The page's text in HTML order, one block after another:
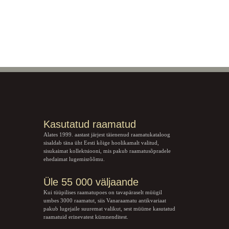
Kasutatud raamatud
Alates 1999. aastast järjest täienenud raamatukataloog
sisaldab täna üht Eesti kõige hoolikamalt valitud,
sisukaimat kollektsiooni, mis pakub raamatusõpradele
ehedaimat lugemisrõõmu.
Üle 55 000 väljaande
Kui tüüpilises raamatupoes on tavapäraselt müügil
umbes 3000 raamatut, siis Vanaraamatu antikvariaat
pakub lugejaile suuremat valikut, sest müüme kasutatud
raamatuid erinevatest kümnenditest.